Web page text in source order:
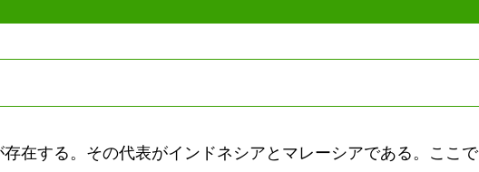
在する。その代表がインドネシアとマレーシアである。ここで